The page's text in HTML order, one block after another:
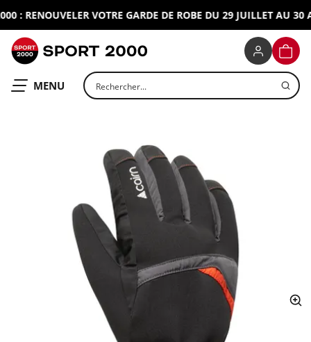
: RENOUVELER VOTRE GARDE DE ROBE DU 29 JUILLET AU 30
OUVRIR LE
MENU Rechercher un produit